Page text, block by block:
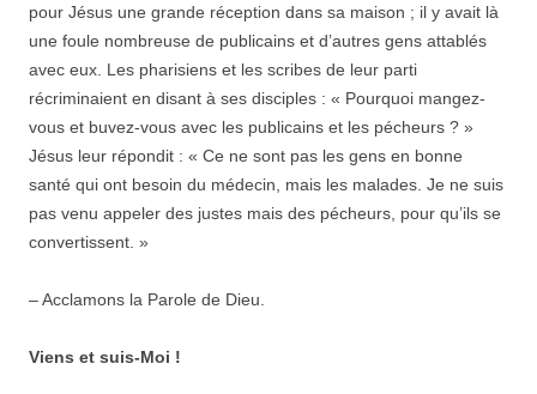
pour Jésus une grande réception dans sa maison ; il y avait là
une foule nombreuse de publicains et d’autres gens attablés
avec eux. Les pharisiens et les scribes de leur parti
récriminaient en disant à ses disciples : « Pourquoi mangez-
vous et buvez-vous avec les publicains et les pécheurs ? »
Jésus leur répondit : « Ce ne sont pas les gens en bonne
santé qui ont besoin du médecin, mais les malades. Je ne suis
pas venu appeler des justes mais des pécheurs, pour qu’ils se
convertissent. »
– Acclamons la Parole de Dieu.
Viens et suis-Moi !